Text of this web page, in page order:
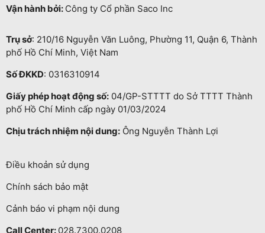
Vận hành bởi: Công ty Cổ phần Saco Inc
Trụ sở: 210/16 Nguyễn Văn Luông, Phường 11, Quận 6, Thành
phố Hồ Chí Minh, Việt Nam
Số ĐKKD: 0316310914
Giấy phép hoạt động số: 04/GP-STTTT do Sở TTTT Thành
phố Hồ Chí Minh cấp ngày 01/03/2024
Chịu trách nhiệm nội dung: Ông Nguyễn Thành Lợi
Điều khoản sử dụng
Chính sách bảo mật
Cảnh báo vi phạm nội dung
Call Center: 028.7300.0208